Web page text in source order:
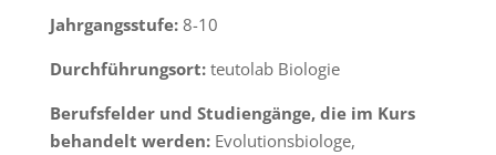
Jahrgangsstufe:8-10
Durchführungsort:teutolab Biologie
Berufsfelder und Studiengänge, die im Kurs
behandelt werden:Evolutionsbiologe,